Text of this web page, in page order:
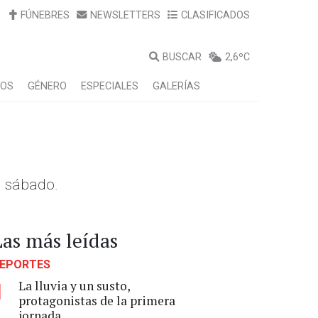
FÚNEBRES NEWSLETTERS CLASIFICADOS
BUSCAR 2,6ºC
GÉNERO ESPECIALES GALERÍAS
sábado.
más leídas
La lluvia y un susto,
protagonistas de la primera